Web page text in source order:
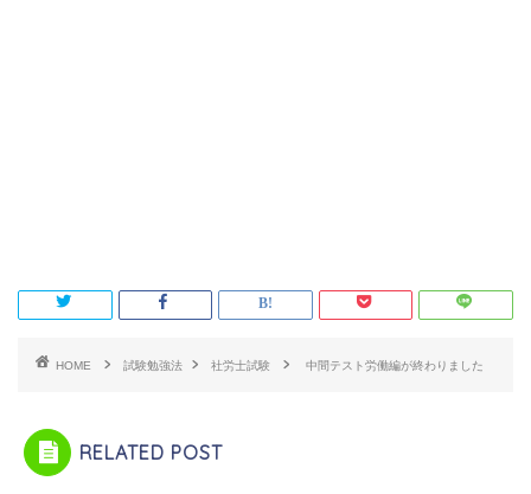
HOME 試験勉強法 社労士試験 中間テスト労働編が終わりました
RELATED POST